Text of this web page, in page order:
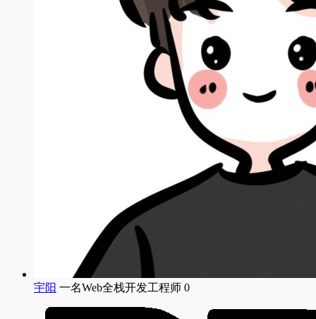
宇阳 一名Web全栈开发工程师 0